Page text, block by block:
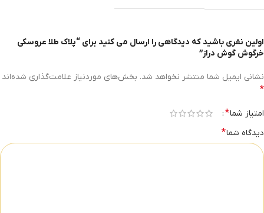
اولین نفری باشید که دیدگاهی را ارسال می کنید برای “پلاک طلا عروسکی
خرگوش گوش دراز”
نشانی ایمیل شما منتشر نخواهد شد. بخش‌های موردنیاز علامت‌گذاری شده‌اند
*
امتیاز شما*
دیدگاه شما*